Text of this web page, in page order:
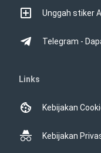
Unggah stiker
Telegram -
Links
Kebijakan
Kebijakan